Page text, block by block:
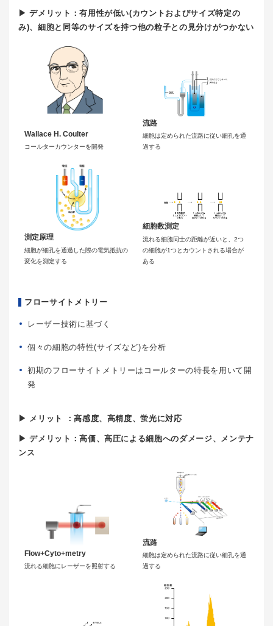
▶ デメリット：有用性が低い(カウントおよびサイズ特定の
み)、細胞と同等のサイズを持つ他の粒子との見分けがつかない
Wallace H. Coulter
コールターカウンターを開発
流路
細胞は定められた流路に従い細孔を通
過する
測定原理
細胞が細孔を通過した際の電気抵抗の
変化を測定する
細胞数測定
流れる細胞同士の距離が近いと、2つ
の細胞が1つとカウントされる場合が
ある
フローサイトメトリー
レーザー技術に基づく
個々の細胞の特性(サイズなど)を分析
初期のフローサイトメトリーはコールターの特長を用いて開
発
▶ メリット ：高感度、高精度、蛍光に対応
▶ デメリット：高価、高圧による細胞へのダメージ、メンテナ
ンス
Flow+Cyto+metry
流れる細胞にレーザーを照射する
流路
細胞は定められた流路に従い細孔を通
過する